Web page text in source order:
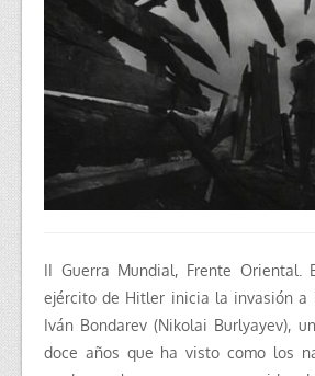
II Guerra Mundial, Frente Oriental.
ejército de Hitler inicia la invasión a
Iván Bondarev (Nikolai Burlyayev),
doce años que ha visto como los